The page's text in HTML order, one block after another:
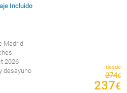
Incluido
Madrid
2026
desayuno
desde
274€
237€